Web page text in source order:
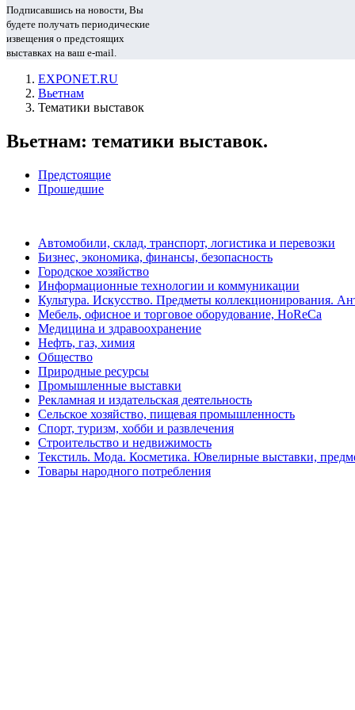
Подписавшись на новости, Вы
будете получать периодические
извещения о предстоящих
выставках на ваш e-mail.
EXPONET.RU
Вьетнам
Тематики выставок
Вьетнам: тематики выставок.
Предстоящие
Прошедшие
Автомобили, склад, транспорт, логистика и перевозки
Бизнес, экономика, финансы, безопасность
Городское хозяйство
Информационные технологии и коммуникации
Культура. Искусство. Предметы коллекционирования.
Мебель, офисное и торговое оборудование, HoReCa
Медицина и здравоохранение
Нефть, газ, химия
Общество
Природные ресурсы
Промышленные выставки
Рекламная и издательская деятельность
Сельское хозяйство, пищевая промышленность
Спорт, туризм, хобби и развлечения
Строительство и недвижимость
Текстиль. Мода. Косметика. Ювелирные выставки,
Товары народного потребления